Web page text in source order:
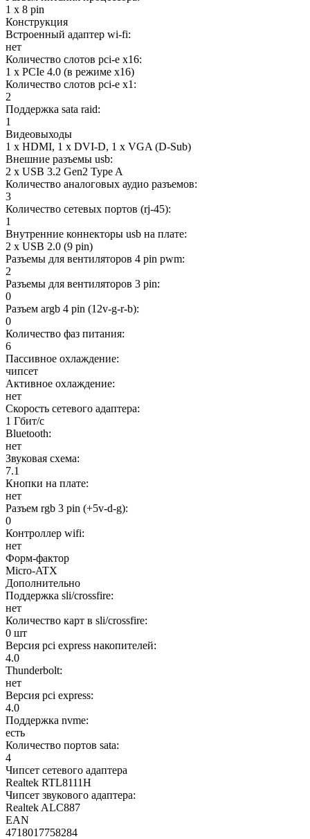
1 x 8 pin
Конструкция
Встроенный адаптер wi-fi:
нет
Количество слотов pci-e x16:
1 x PCIe 4.0 (в режиме x16)
Количество слотов pci-e x1:
2
Поддержка sata raid:
1
Видеовыходы
1 x HDMI, 1 x DVI-D, 1 x VGA (D-Sub)
Внешние разъемы usb:
2 x USB 3.2 Gen2 Type A
Количество аналоговых аудио разъемов:
3
Количество сетевых портов (rj-45):
1
Внутренние коннекторы usb на плате:
2 x USB 2.0 (9 pin)
Разъемы для вентиляторов 4 pin pwm:
2
Разъемы для вентиляторов 3 pin:
0
Разъем argb 4 pin (12v-g-r-b):
0
Количество фаз питания:
6
Пассивное охлаждение:
чипсет
Активное охлаждение:
нет
Скорость сетевого адаптера:
1 Гбит/с
Bluetooth:
нет
Звуковая схема:
7.1
Кнопки на плате:
нет
Разъем rgb 3 pin (+5v-d-g):
0
Контроллер wifi:
нет
Форм-фактор
Micro-ATX
Дополнительно
Поддержка sli/crossfire:
нет
Количество карт в sli/crossfire:
0 шт
Версия pci express накопителей:
4.0
Thunderbolt:
нет
Версия pci express:
4.0
Поддержка nvme:
есть
Количество портов sata:
4
Чипсет сетевого адаптера
Realtek RTL8111H
Чипсет звукового адаптера:
Realtek ALC887
EAN
4718017758284